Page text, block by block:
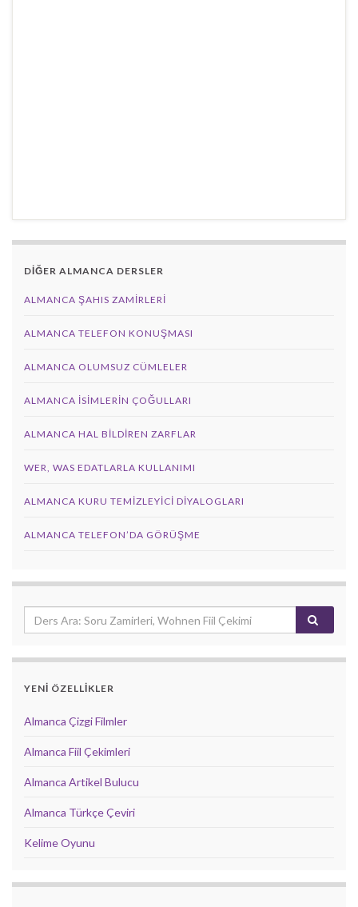
DİĞER ALMANCA DERSLER
ALMANCA ŞAHIS ZAMIRLERI
ALMANCA TELEFON KONUŞMASI
ALMANCA OLUMSUZ CÜMLELER
ALMANCA İSIMLERIN ÇOĞULLARI
ALMANCA HAL BILDIREN ZARFLAR
WER, WAS EDATLARLA KULLANIMI
ALMANCA KURU TEMIZLEYICI DIYALOGLARI
ALMANCA TELEFON’DA GÖRÜŞME
YENİ ÖZELLİKLER
Almanca Çizgi Filmler
Almanca Fiil Çekimleri
Almanca Artikel Bulucu
Almanca Türkçe Çeviri
Kelime Oyunu